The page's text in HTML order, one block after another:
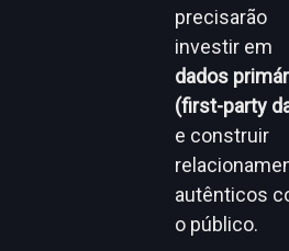
precisarão
investir em
dados
(first-party
e construir
autênticos
o público.